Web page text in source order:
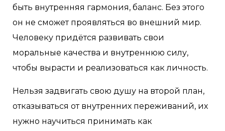
быть внутренняя гармония, баланс. Без этого
он не сможет проявляться во внешний мир.
Человеку придётся развивать свои
моральные качества и внутреннюю силу,
чтобы вырасти и реализоваться как личность.
Нельзя задвигать свою душу на второй план,
отказываться от внутренних переживаний, их
нужно научиться принимать как